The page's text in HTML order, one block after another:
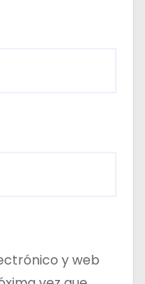
y web